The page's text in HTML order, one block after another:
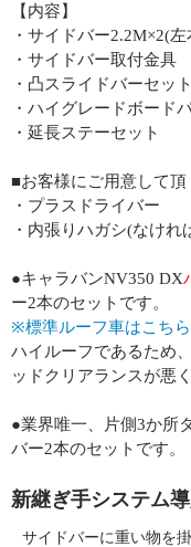
【内容】
・サイドバー2.2M×2(左
・サイドバー取付金具
・凸スライドバーセッ
・ハイグレードボード
・延長ステーセット
■お客様にご用意して頂
・プラスドライバー
・内張りハガシ(なけ
●キャラバンNV350 DX
ー2本のセットです。
※標準ルーフ車はこち
ハイルーフであるため
ッドクリアランスが悪
●業界唯一、片側3か所
バー2本のセットです。
新継ぎ手システム導
サイドバーに重い物を